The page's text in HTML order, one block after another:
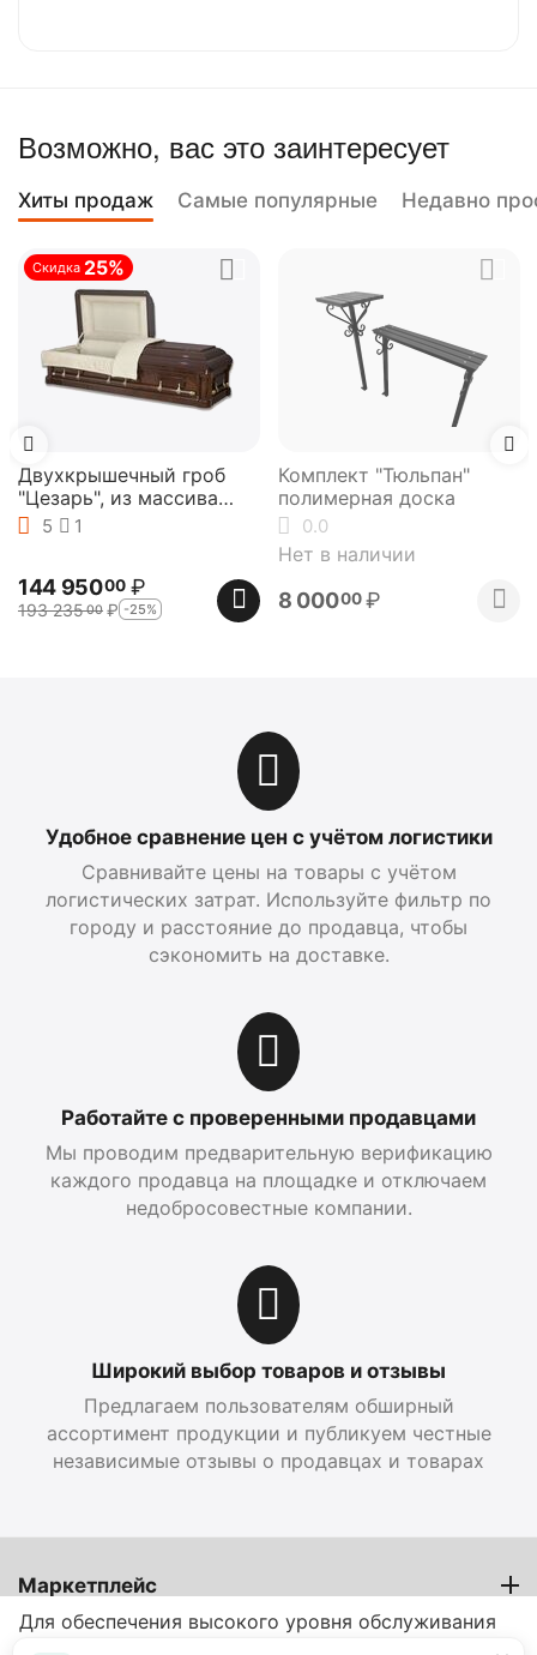
Возможно, вас это заинтересует
Хиты продаж Самые популярные Недавно
Скидка 25%
Двухкрышечный гроб
"Цезарь", из массива
ольхи, Elit-grob
5 1
144 95000 ₽
193 23500 ₽ -25%
Комплект "Тюльпан"
полимерная доска
0.0
Нет в наличии
8 00000 ₽
Удобное сравнение цен с учётом логистики
Сравнивайте цены на товары с учётом
логистических затрат. Используйте фильтр по
городу и расстояние до продавца, чтобы
сэкономить на доставке.
Работайте с проверенными продавцами
Мы проводим предварительную верификацию
каждого продавца на площадке и отключаем
недобросовестные компании.
Широкий выбор товаров и отзывы
Предлагаем пользователям обширный
ассортимент продукции и публикуем честные
независимые отзывы о продавцах и товарах
Маркетплейс
Для обеспечения высокого уровня обслуживания